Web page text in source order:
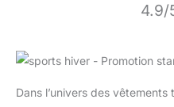
4.9/
Dans l’univers des